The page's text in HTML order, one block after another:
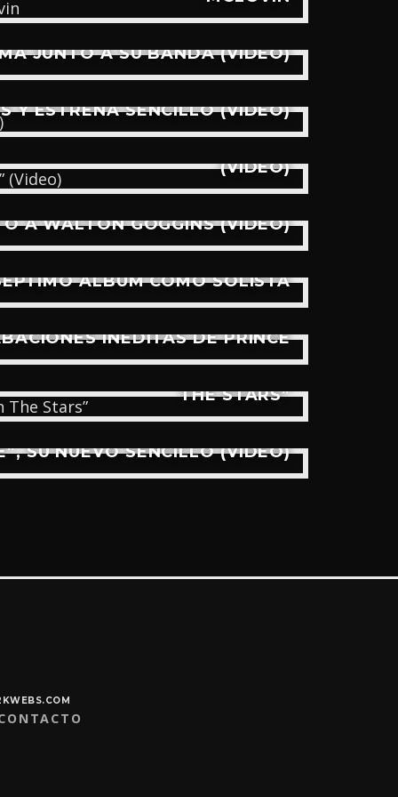
JUNTO A SU BANDA (VIDEO)
Y ESTRENA SENCILLO (VIDEO)
(VIDEO)
A WALTON GOGGINS (VIDEO)
ÁLBUM COMO SOLISTA
INÉDITAS DE PRINCE
THE STARS”
SU NUEVO SENCILLO (VIDEO)